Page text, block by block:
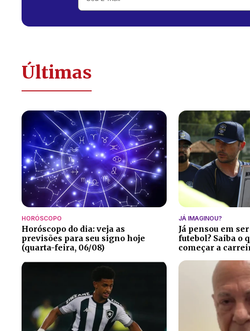
Últimas
HORÓSCOPO
Horóscopo do dia: veja as
previsões para seu signo hoje
(quarta-feira, 06/08)
JÁ IMAGINOU?
Já pensou em
futebol? Saiba o
começar a